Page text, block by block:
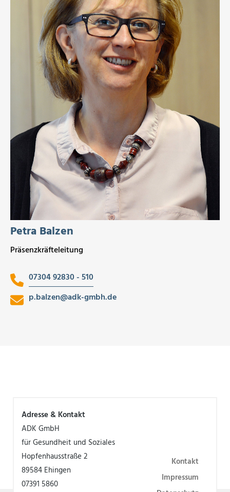
Petra Balzen
Präsenzkräfteleitung
07304 92830 - 510
p.balzen@adk-gmbh.de
Adresse & Kontakt
ADK GmbH
für Gesundheit und Soziales
Hopfenhausstraße 2
89584 Ehingen
07391 5860
Kontakt
Impressum